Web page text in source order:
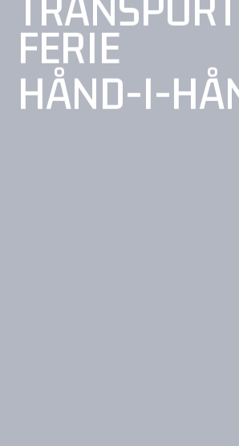
FERIE
HÅND-I-